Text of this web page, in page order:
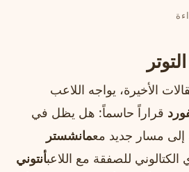
الأخيرة، يواجه اللاعب
قراراً حاسماً: هل يظل في
إلى مسار جديد معمانشستر
الكتالوني للصفقة مع اللاعبأنتوني